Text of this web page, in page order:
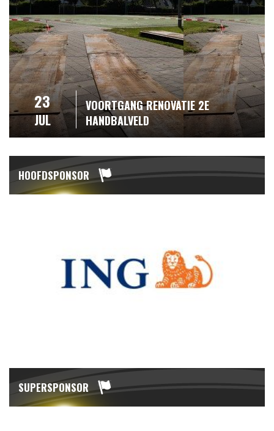
23
JUL
VOORTGANG RENOVATIE 2E
HANDBALVELD
HOOFDSPONSOR
SUPERSPONSOR